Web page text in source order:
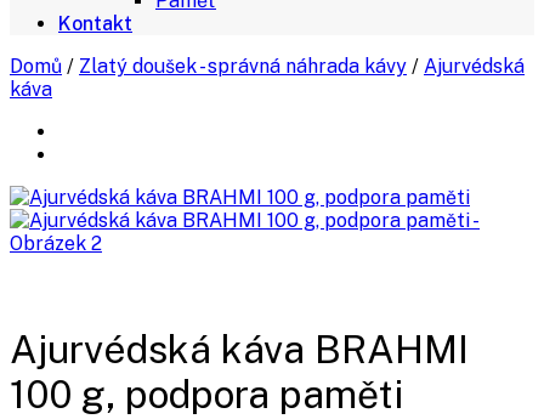
Kontakt
Domů / Zlatý doušek - správná náhrada kávy / Ajurvédská
káva
Ajurvédská káva BRAHMI
100 g, podpora paměti